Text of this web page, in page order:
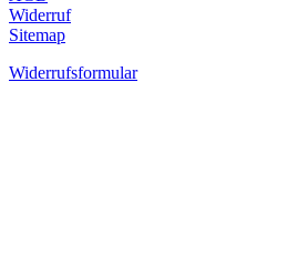
Widerruf
Sitemap
Widerrufsformular